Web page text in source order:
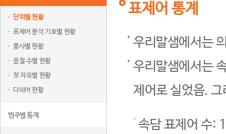
단위별 현황
표제어 분석 기호별 현황
품사별 현황
음절 수별 현황
첫 자모별 현황
다의어 현황
범주별 통계
표제어 통계
우리말샘에서는
우리말샘에서는
제어로 실었음.
속담 표제어 수: